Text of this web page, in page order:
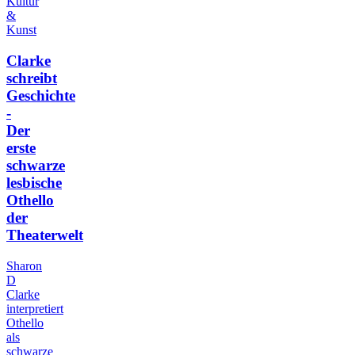
&
Kunst
Clarke
schreibt
Geschichte
-
Der
erste
schwarze
lesbische
Othello
der
Theaterwelt
Sharon
D
Clarke
interpretiert
Othello
als
schwarze